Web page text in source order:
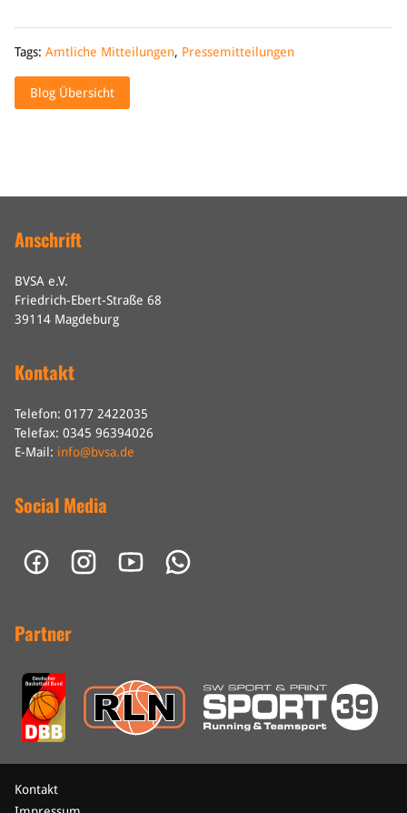
Tags: Amtliche Mitteilungen, Pressemitteilungen
Blog Übersicht
Anschrift
BVSA e.V.
Friedrich-Ebert-Straße 68
39114 Magdeburg
Kontakt
Telefon: 0177 2422035
Telefax: 0345 96394026
E-Mail: info@bvsa.de
Social Media
Partner
Kontakt